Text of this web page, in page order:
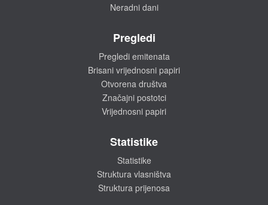
Neradni dani
Pregledi
Pregledi emitenata
Brisani vrijednosni papiri
Otvorena društva
Značajni postotci
Vrijednosni papiri
Statistike
Statistike
Struktura vlasništva
Struktura prijenosa